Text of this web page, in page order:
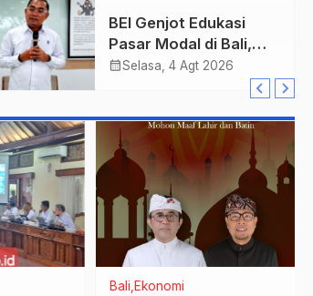
Prioritas
BEI Genjot Edukasi
Pasar Modal di Bali,
Obligasi Daerah Dinilai
Pembangunan
calendar_monthSelasa, 4 Agt 2026
Bali Ekonomi